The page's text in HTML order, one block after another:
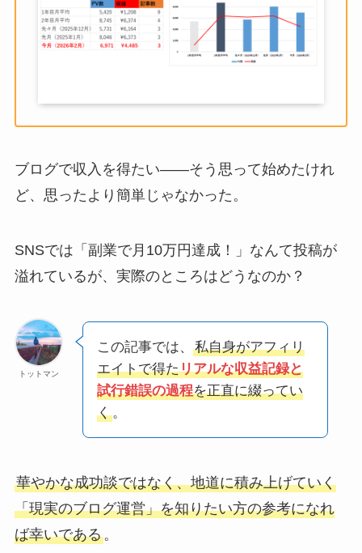
ブログで収入を得たい――そう思って始めたけれ
ど、思ったより簡単じゃなかった。
SNSでは「副業で月10万円達成！」なんて投稿が
溢れているが、実際のところはどうなのか？
トットマン
この記事では、
私自身がアフィリ
エイトで得たリアルな収益記録と
試行錯誤の過程を正直に綴ってい
く。
華やかな成功談ではなく、地道に積み上げていく
「現実のブログ運営」を知りたい方の参考になれ
ば幸いである。